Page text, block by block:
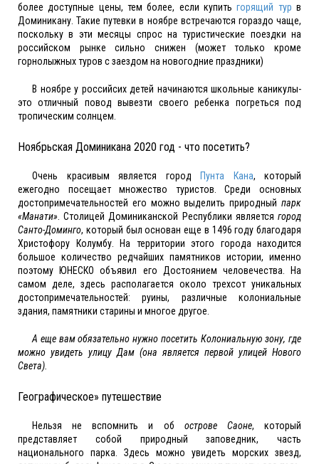
более доступные цены, тем более, если купитьгорящий тур в
Доминикану. Такие путевки в ноябре встречаются гораздо чаще,
поскольку в эти месяцы спрос на туристические поездки на
российском рынке сильно снижен (может только кроме
горнолыжных туров с заездом на новогодние праздники)
В ноябре у российсих детей начинаются школьные каникулы-
это отличный повод вывезти своего ребенка погреться под
тропическим солнцем.
Ноябрьская Доминикана 2020 год - что посетить?
Очень красивым является город Пунта Кана, который
ежегодно посещает множество туристов. Среди основных
достопримечательностей его можно выделить природный парк
«Манати» . Столицей Доминиканской Республики является город
Санто-Доминго, который был основан еще в 1496 году благодаря
Христофору Колумбу. На территории этого города находится
большое количество редчайших памятников истории, именно
поэтому ЮНЕСКО объявил его Достоянием человечества. На
самом деле, здесь располагается около трехсот уникальных
достопримечательностей: руины, различные колониальные
здания, памятники старины и многое другое.
А еще вам обязательно нужно посетить Колониальную зону, где
можно увидеть улицу Дам (она является первой улицей Нового
Света).
Географическое» путешествие
Нельзя не вспомнить и об острове Саоне, который
представляет собой природный заповедник, часть
национального парка. Здесь можно увидеть морских звезд,